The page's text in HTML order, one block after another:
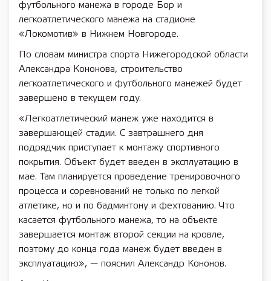
футбольного манежа в городе Бор и
легкоатлетического манежа на стадионе
«Локомотив» в Нижнем Новгороде.
По словам министра спорта Нижегородской области
Александра Кононова, строительство
легкоатлетического и футбольного манежей будет
завершено в текущем году.
«Легкоатлетический манеж уже находится в
завершающей стадии. С завтрашнего дня
подрядчик приступает к монтажу спортивного
покрытия. Объект будет введен в эксплуатацию в
мае. Там планируется проведение тренировочного
процесса и соревнований не только по легкой
атлетике, но и по бадминтону и фехтованию. Что
касается футбольного манежа, то на объекте
завершается монтаж второй секции на кровле,
поэтому до конца года манеж будет введен в
эксплуатацию», — пояснил Александр Кононов.